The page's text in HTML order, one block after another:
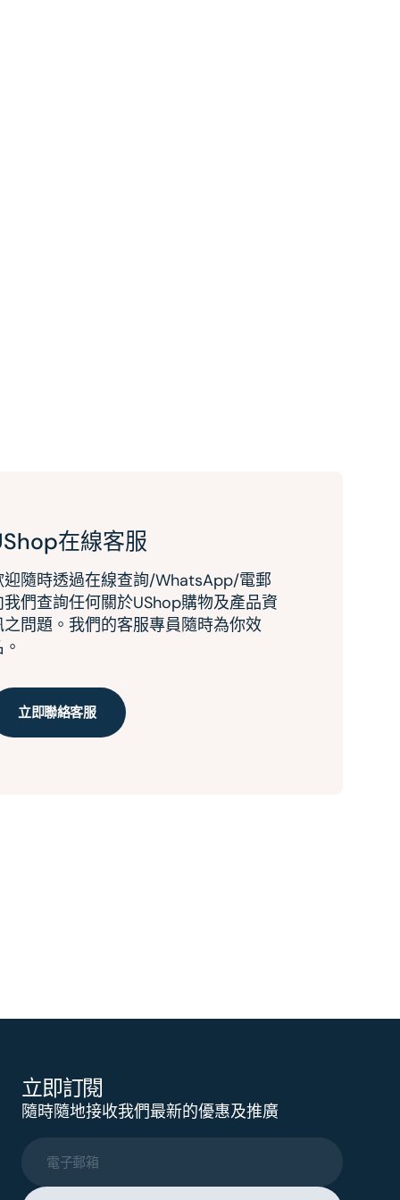
在線客服
迎隨時透過在線查詢/WhatsApp/電郵
我們查詢任何關於UShop購物及產品資
之問題。我們的客服專員隨時為你效
立即聯絡客服
立即訂閱
隨時隨地接收我們最新的優惠及推廣
電子郵箱